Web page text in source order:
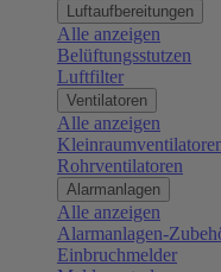
Luftaufbereitungen
Alle anzeigen
Belüftungsstutzen
Luftfilter
Ventilatoren
Alle anzeigen
Rohrventilatoren
Alarmanlagen
Alle anzeigen
Alarmanlagen-
Einbruchmelder